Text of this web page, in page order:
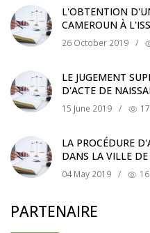
L'OBTENTION
CAMEROUN À
26 October 2019 /
LE JUGEMENT
D'ACTE DE
15 June 2019 /
LA PROCÉDURE
DANS LA VILLE
04 May 2019 /
PARTENAIRE